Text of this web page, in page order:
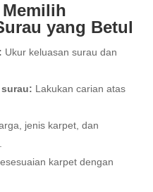
yang Betul
Ukur keluasan surau dan
Lakukan carian atas
jenis karpet, dan
karpet dengan